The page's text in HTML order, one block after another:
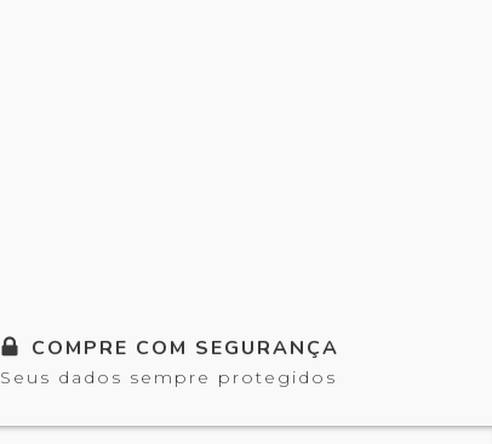
COMPRE COM SEGURANÇA
Seus dados sempre protegidos